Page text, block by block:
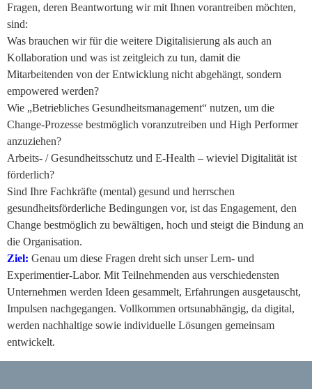
Fragen, deren Beantwortung wir mit Ihnen vorantreiben möchten,
sind:
Was brauchen wir für die weitere Digitalisierung als auch an
Kollaboration und was ist zeitgleich zu tun, damit die
Mitarbeitenden von der Entwicklung nicht abgehängt, sondern
empowered werden?
Wie „Betriebliches Gesundheitsmanagement“ nutzen, um die
Change-Prozesse bestmöglich voranzutreiben und High Performer
anzuziehen?
Arbeits- / Gesundheitsschutz und E-Health – wieviel Digitalität ist
förderlich?
Sind Ihre Fachkräfte (mental) gesund und herrschen
gesundheitsförderliche Bedingungen vor, ist das Engagement, den
Change bestmöglich zu bewältigen, hoch und steigt die Bindung an
die Organisation.
Ziel: Genau um diese Fragen dreht sich unser Lern- und
Experimentier-Labor. Mit Teilnehmenden aus verschiedensten
Unternehmen werden Ideen gesammelt, Erfahrungen ausgetauscht,
Impulsen nachgegangen. Vollkommen ortsunabhängig, da digital,
werden nachhaltige sowie individuelle Lösungen gemeinsam
entwickelt.